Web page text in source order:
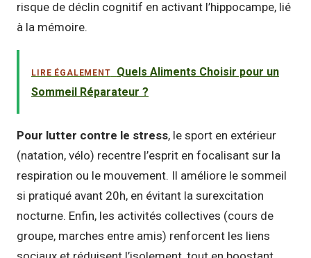
risque de déclin cognitif en activant l’hippocampe, lié
à la mémoire.
LIRE ÉGALEMENT
Quels Aliments Choisir pour un
Sommeil Réparateur ?
Pour lutter contre le stress, le sport en extérieur
(natation, vélo) recentre l’esprit en focalisant sur la
respiration ou le mouvement. Il améliore le sommeil
si pratiqué avant 20h, en évitant la surexcitation
nocturne. Enfin, les activités collectives (cours de
groupe, marches entre amis) renforcent les liens